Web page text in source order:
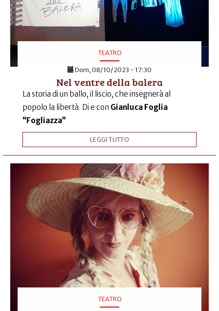
TEATRO
Dom, 08/10/2023 - 17:30
Nel ventre della balera
La storia di un ballo, il liscio, che insegnerà al
popolo la libertà. Di e con Gianluca Foglia
“Fogliazza”
LEGGI TUTTO
TEATRO